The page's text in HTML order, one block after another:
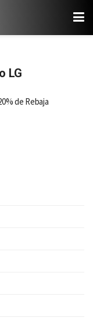
LG
de Rebaja